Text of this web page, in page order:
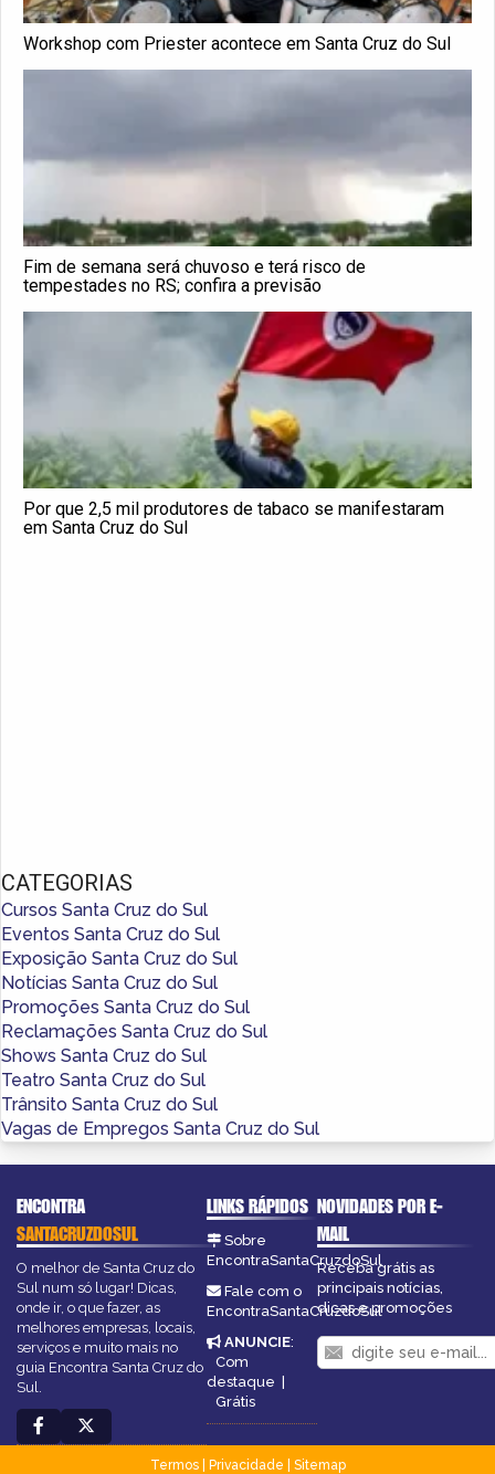
Workshop com Priester acontece em Santa Cruz do Sul
Fim de semana será chuvoso e terá risco de
tempestades no RS; confira a previsão
Por que 2,5 mil produtores de tabaco se manifestaram
em Santa Cruz do Sul
CATEGORIAS
Cursos Santa Cruz do Sul
Eventos Santa Cruz do Sul
Exposição Santa Cruz do Sul
Notícias Santa Cruz do Sul
Promoções Santa Cruz do Sul
Reclamações Santa Cruz do Sul
Shows Santa Cruz do Sul
Teatro Santa Cruz do Sul
Trânsito Santa Cruz do Sul
Vagas de Empregos Santa Cruz do Sul
ENCONTRA
SANTACRUZDOSUL
O melhor de Santa Cruz do
Sul num só lugar! Dicas,
onde ir, o que fazer, as
melhores empresas, locais,
serviços e muito mais no
guia Encontra Santa Cruz do
Sul.
LINKS RÁPIDOS
Sobre
EncontraSantaCruzdoSul
Fale com o
EncontraSantaCruzdoSul
ANUNCIE:
Com
destaque
Grátis
NOVIDADES POR E-
MAIL
Receba grátis as
principais notícias,
dicas e promoções
Termos| Privacidade
Sitemap